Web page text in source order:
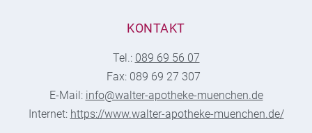
KONTAKT
Tel.: 089 69 56 07
Fax: 089 69 27 307
E-Mail: info@walter-apotheke-muenchen.de
Internet: https://www.walter-apotheke-muenchen.de/